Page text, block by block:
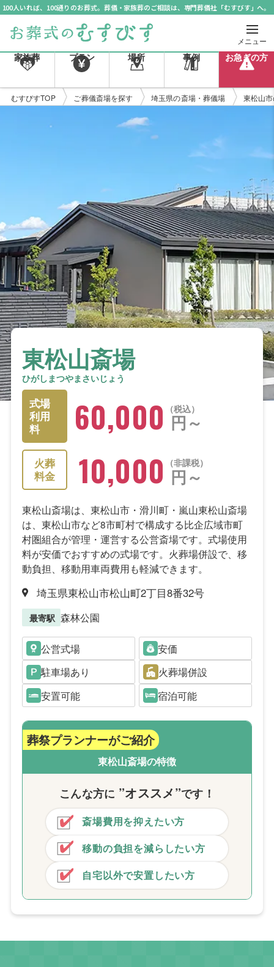
100人いれば、100通りのお葬式。葬儀・家族葬のご相談は、専門葬儀社「むすびす」へ。
メニュー
家族葬 プラン 場所 事例 お急ぎの方
むすびすTOP ご葬儀斎場を探す 埼玉県の斎場・葬儀場 東松山
東松山斎場
ひがしまつやまさいじょう
式場
利用
料
税込
60,000 円～
火葬
料金
10,000 円～
非課税
東松山斎場は、東松山市・滑川町・嵐山東松山斎場
は、東松山市など8市町村で構成する比企広域市町
村圏組合が管理・運営する公営斎場です。式場使用
料が安価でおすすめの式場です。火葬場併設で、移
動負担、移動用車両費用も軽減できます。
埼玉県東松山市松山町2丁目8番32号
最寄駅 森林公園
公営式場
安価
駐車場あり
火葬場併設
安置可能
宿泊可能
葬祭プランナーがご紹介
東松山斎場の特徴
こんな方に ”オススメ”です！
斎場費用を抑えたい方
移動の負担を減らしたい方
自宅以外で安置したい方